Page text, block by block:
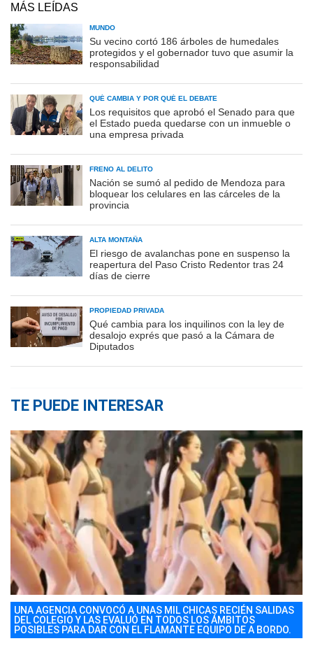
MÁS LEÍDAS
MUNDO
Su vecino cortó 186 árboles de humedales
protegidos y el gobernador tuvo que asumir la
responsabilidad
QUÉ CAMBIA Y POR QUÉ EL DEBATE
Los requisitos que aprobó el Senado para que
el Estado pueda quedarse con un inmueble o
una empresa privada
FRENO AL DELITO
Nación se sumó al pedido de Mendoza para
bloquear los celulares en las cárceles de la
provincia
ALTA MONTAÑA
El riesgo de avalanchas pone en suspenso la
reapertura del Paso Cristo Redentor tras 24
días de cierre
PROPIEDAD PRIVADA
Qué cambia para los inquilinos con la ley de
desalojo exprés que pasó a la Cámara de
Diputados
TE PUEDE INTERESAR
UNA AGENCIA CONVOCÓ A UNAS MIL CHICAS RECIÉN SALIDAS
DEL COLEGIO Y LAS EVALUÓ EN TODOS LOS ÁMBITOS
POSIBLES PARA DAR CON EL FLAMANTE EQUIPO DE A BORDO.